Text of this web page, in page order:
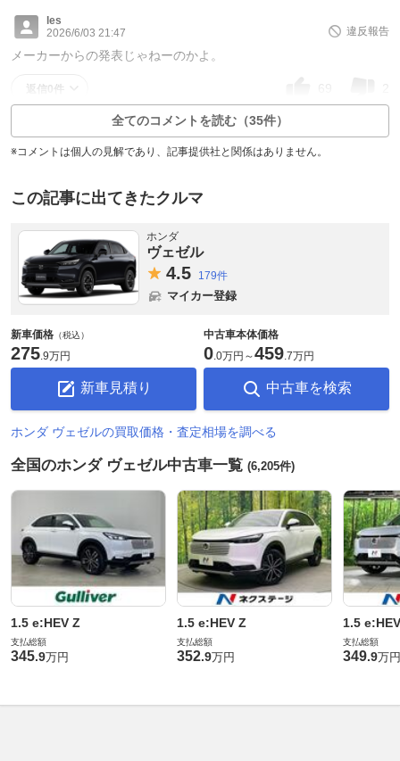
les
2026/6/03 21:47
違反報告
メーカーからの発表じゃねーのかよ。
返信0件
全てのコメントを読む（35件）
※コメントは個人の見解であり、記事提供社と関係はありません。
この記事に出てきたクルマ
ホンダ
ヴェゼル
4.5 179件
マイカー登録
新車価格 （税込）
275.9万円
新車見積り
中古車本体価格
0.0万円 ～459.7万円
中古車を検索
ホンダ ヴェゼルの買取価格・査定相場を調べる
全国のホンダ ヴェゼル中古車一覧 (6,205件)
1.5 e:HEV Z
支払総額
345.9万円
1.5 e:HEV Z
支払総額
352.9万円
1.5
支払総額
349.9万円